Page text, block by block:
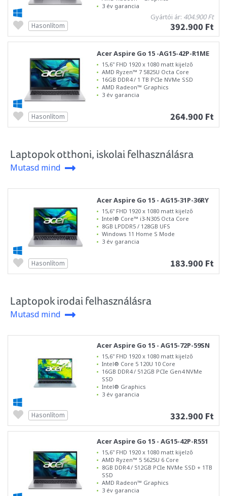
3 év garancia
Gyártói ár: 404.900 Ft
392.900 Ft
Hasonlítom
Acer Aspire Go 15 -AG15-42P-R1ME
15,6" FHD 1920 x 1080 matt kijelző
AMD Ryzen™ 7 5825U Octa Core
16GB DDR4 / 1 TB PCIe NVMe SSD
AMD Radeon™ Graphics
3 év garancia
264.900 Ft
Hasonlítom
Laptopok otthoni, iskolai felhasználásra
Mutasd mind
Acer Aspire Go 15 - AG15-31P-36RY
15,6" FHD 1920 x 1080 matt kijelző
Intel® Core™ i3-N305 Octa Core
8GB LPDDR5 / 128GB UFS
Windows 11 Home S Mode
3 év garancia
183.900 Ft
Hasonlítom
Laptopok irodai felhasználásra
Mutasd mind
Acer Aspire Go 15 - AG15-72P-59SN
15,6" FHD 1920 x 1080 matt kijelző
Intel® Core 5 120U 10 Core
16GB DDR4 / 512GB PCIe Gen4 NVMe
SSD
Intel® Graphics
3 év garancia
332.900 Ft
Hasonlítom
Acer Aspire Go 15 - AG15-42P-R551
15,6" FHD 1920 x 1080 matt kijelző
AMD Ryzen™ 5 5625U 6 Core
8GB DDR4 / 512GB PCIe NVMe SSD + 1TB
SSD
AMD Radeon™ Graphics
3 év garancia